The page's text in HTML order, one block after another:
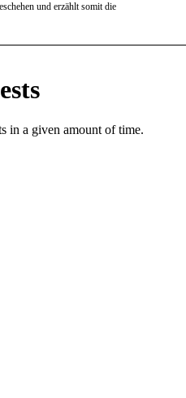
und erzählt somit die